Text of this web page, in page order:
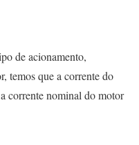
de acionamento,
temos que a corrente do
corrente nominal do motor